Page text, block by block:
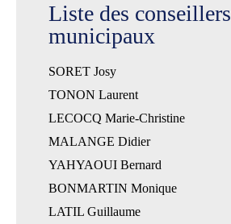
Liste des conseillers
municipaux
SORET Josy
TONON Laurent
LECOCQ Marie-Christine
MALANGE Didier
YAHYAOUI Bernard
BONMARTIN Monique
LATIL Guillaume